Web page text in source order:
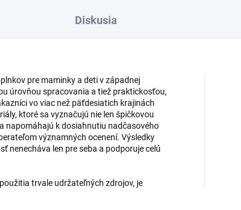
Diskusia
pre maminky a deti v západnej
úrovňou spracovania a tiež praktickosťou,
vo viac než päťdesiatich krajinách
ktoré sa vyznačujú nie len špičkovou
napomáhajú k dosiahnutiu nadčasového
významných ocenení. Výsledky
nenecháva len pre seba a podporuje celú
trvale udržateľných zdrojov, je